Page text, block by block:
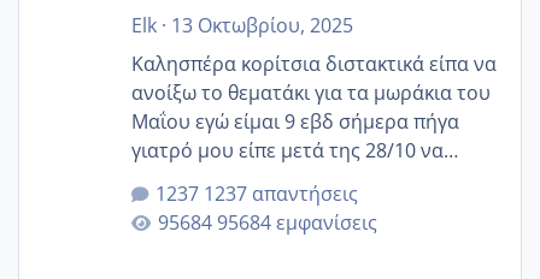
Elk· 13 Οκτωβρίου, 2025
Καλησπέρα κορίτσια διστακτικά είπα να
ανοίξω το θεματάκι για τα μωράκια του
Μαΐου εγώ είμαι 9 εβδ σήμερα πήγα
γιατρό μου είπε μετά της 28/10 να
κλείσω ραντεβού για την αυχενική είναι
καμιά άλλη κοπέλα να γεννάει Μάιο ;;
1237 απαντήσεις
95684 εμφανίσεις